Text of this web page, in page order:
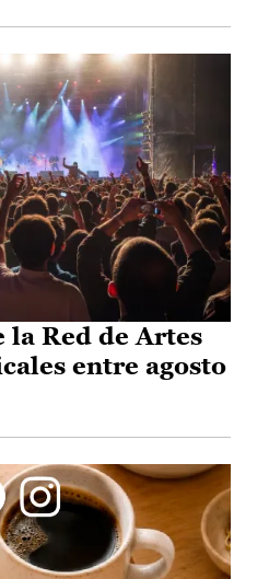
la Red de Artes
entre agosto